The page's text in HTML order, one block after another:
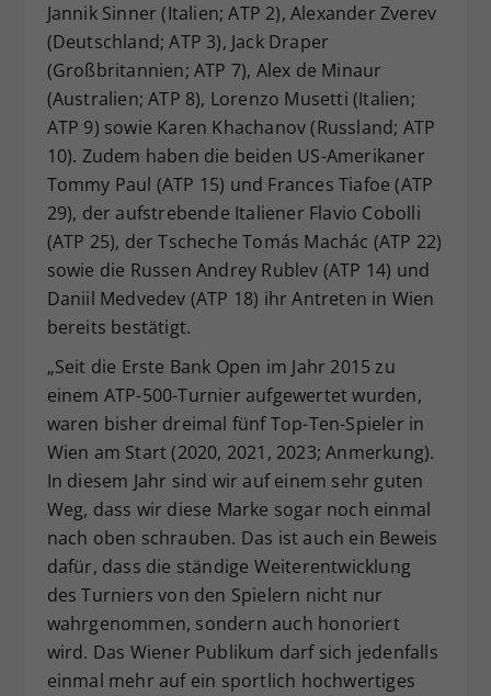
Jannik Sinner (Italien; ATP 2), Alexander Zverev
(Deutschland; ATP 3), Jack Draper
(Großbritannien; ATP 7), Alex de Minaur
(Australien; ATP 8), Lorenzo Musetti (Italien;
ATP 9) sowie Karen Khachanov (Russland; ATP
10). Zudem haben die beiden US-Amerikaner
Tommy Paul (ATP 15) und Frances Tiafoe (ATP
29), der aufstrebende Italiener Flavio Cobolli
(ATP 25), der Tscheche Tomás Machác (ATP 22)
sowie die Russen Andrey Rublev (ATP 14) und
Daniil Medvedev (ATP 18) ihr Antreten in Wien
bereits bestätigt.
„Seit die Erste Bank Open im Jahr 2015 zu
einem ATP-500-Turnier aufgewertet wurden,
waren bisher dreimal fünf Top-Ten-Spieler in
Wien am Start (2020, 2021, 2023; Anmerkung).
In diesem Jahr sind wir auf einem sehr guten
Weg, dass wir diese Marke sogar noch einmal
nach oben schrauben. Das ist auch ein Beweis
dafür, dass die ständige Weiterentwicklung
des Turniers von den Spielern nicht nur
wahrgenommen, sondern auch honoriert
wird. Das Wiener Publikum darf sich jedenfalls
einmal mehr auf ein sportlich hochwertiges